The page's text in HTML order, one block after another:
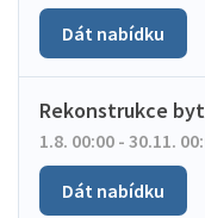
Dát nabídku
Rekonstrukce
1.8. 00:00 - 30.11.
Dát nabídku